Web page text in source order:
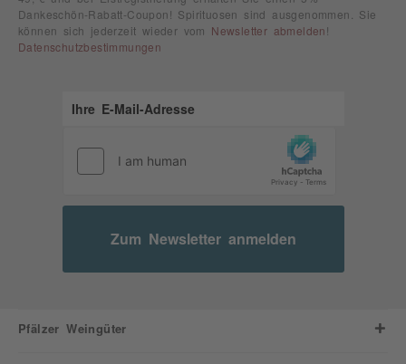
Dankeschön-Rabatt-Coupon! Spirituosen sind ausgenommen. Sie
können sich jederzeit wieder vom Newsletter abmelden !
Datenschutzbestimmungen
Zum Newsletter anmelden
Pfälzer Weingüter